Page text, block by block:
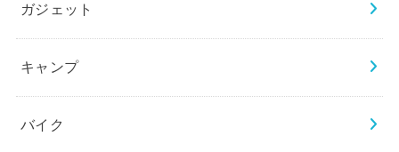
ガジェット
キャンプ
バイク